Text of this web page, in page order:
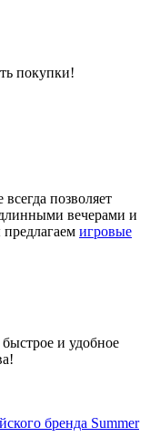
покупки!
позволяет
вечерами и
игровые
быстрое и удобное
бренда Summer